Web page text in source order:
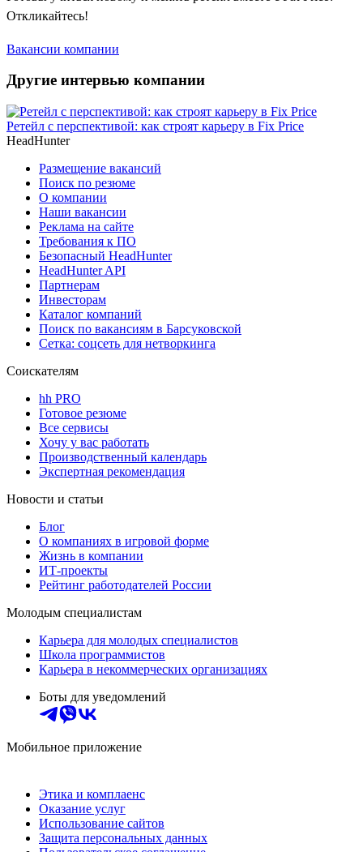
Откликайтесь!
Вакансии компании
Другие интервью компании
Ретейл с перспективой: как строят карьеру в Fix Price
HeadHunter
Размещение вакансий
Поиск по резюме
О компании
Наши вакансии
Реклама на сайте
Требования к ПО
Безопасный HeadHunter
HeadHunter API
Партнерам
Инвесторам
Каталог компаний
Поиск по вакансиям в Барсуковской
Сетка: соцсеть для нетворкинга
Соискателям
hh PRO
Готовое резюме
Все сервисы
Хочу у вас работать
Производственный календарь
Экспертная рекомендация
Новости и статьи
Блог
О компаниях в игровой форме
Жизнь в компании
ИТ-проекты
Рейтинг работодателей России
Молодым специалистам
Карьера для молодых специалистов
Школа программистов
Карьера в некоммерческих организациях
Боты для уведомлений
Мобильное приложение
Этика и комплаенс
Оказание услуг
Использование сайтов
Защита персональных данных